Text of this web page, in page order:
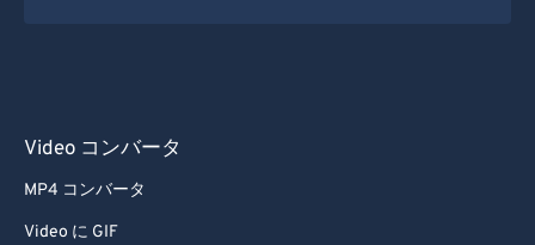
Video コンバータ
MP4 コンバータ
Video に GIF